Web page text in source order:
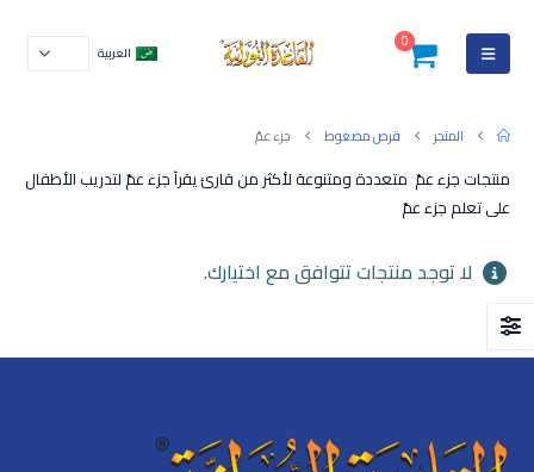
0
العربية
المتجر قرص مضغوط جزء عمّ
منتجات جزء عمّ متعددة ومتنوعة لأكثر من قارئ يقرآ جزء عمّ لتدريب الأطفال
على تعلم جزء عمّ
لا توجد منتجات تتوافق مع اختيارك.